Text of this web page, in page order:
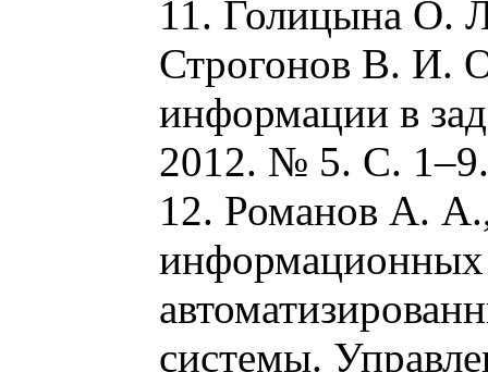
11. Голицына О.
Строгонов В. И.
информации в
2012. № 5. С. 1–9.
12. Романов А.
информационных
системы.